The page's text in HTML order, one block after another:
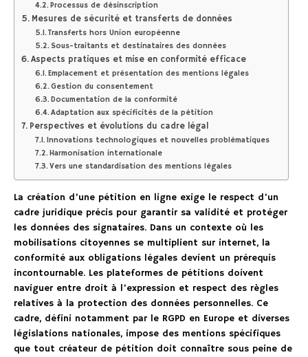
Processus de désinscription
Mesures de sécurité et transferts de données
Transferts hors Union européenne
Sous-traitants et destinataires des données
Aspects pratiques et mise en conformité efficace
Emplacement et présentation des mentions légales
Gestion du consentement
Documentation de la conformité
Adaptation aux spécificités de la pétition
Perspectives et évolutions du cadre légal
Innovations technologiques et nouvelles problématiques
Harmonisation internationale
Vers une standardisation des mentions légales
La création d’une pétition en ligne exige le respect d’un
cadre juridique précis pour garantir sa validité et protéger
les données des signataires. Dans un contexte où les
mobilisations citoyennes se multiplient sur internet, la
conformité aux obligations légales devient un prérequis
incontournable. Les plateformes de pétitions doivent
naviguer entre droit à l’expression et respect des règles
relatives à la protection des données personnelles. Ce
cadre, défini notamment par le RGPD en Europe et diverses
législations nationales, impose des mentions spécifiques
que tout créateur de pétition doit connaître sous peine de